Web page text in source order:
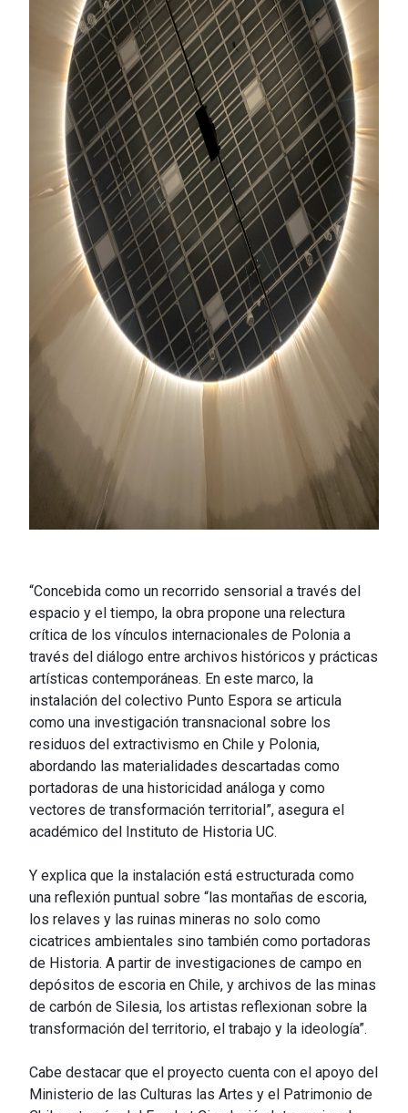
“Concebida como un recorrido sensorial a través del
espacio y el tiempo, la obra propone una relectura
crítica de los vínculos internacionales de Polonia a
través del diálogo entre archivos históricos y prácticas
artísticas contemporáneas. En este marco, la
instalación del colectivo Punto Espora se articula
como una investigación transnacional sobre los
residuos del extractivismo en Chile y Polonia,
abordando las materialidades descartadas como
portadoras de una historicidad análoga y como
vectores de transformación territorial”, asegura el
académico del Instituto de Historia UC.
Y explica que la instalación está estructurada como
una reflexión puntual sobre “las montañas de escoria,
los relaves y las ruinas mineras no solo como
cicatrices ambientales sino también como portadoras
de Historia. A partir de investigaciones de campo en
depósitos de escoria en Chile, y archivos de las minas
de carbón de Silesia, los artistas reflexionan sobre la
transformación del territorio, el trabajo y la ideología”.
Cabe destacar que el proyecto cuenta con el apoyo del
Ministerio de las Culturas las Artes y el Patrimonio de